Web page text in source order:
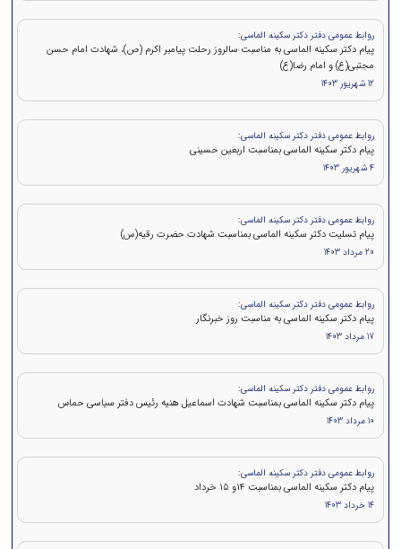
روابط عمومی دفتر دکتر سکینه الماسی:
پیام دکتر سکینه الماسی به مناسبت سالروز رحلت پیامبر اکرم (ص)، شهادت امام حسن
مجتبی(ع) و امام رضا(ع)
12 شهریور 1403
روابط عمومی دفتر دکتر سکینه الماسی:
پیام دکتر سکینه الماسی بمناسبت اربعین حسینی
4 شهریور 1403
روابط عمومی دفتر دکتر سکینه الماسی:
پیام تسلیت دکتر سکینه الماسی بمناسبت شهادت حضرت رقیه(س)
20 مرداد 1403
روابط عمومی دفتر دکتر سکینه الماسی:
پیام دکتر سکینه الماسی به مناسبت روز خبرنگار
17 مرداد 1403
روابط عمومی دفتر دکتر سکینه الماسی:
پيام دكتر سكينه الماسی بمناسبت شهادت اسماعیل هنیه رئیس دفتر سیاسی حماس
10 مرداد 1403
روابط عمومی دفتر دکتر سکینه الماسی:
پيام دكتر سکینه الماسی بمناسبت ۱۴و ۱۵ خرداد
14 خرداد 1403